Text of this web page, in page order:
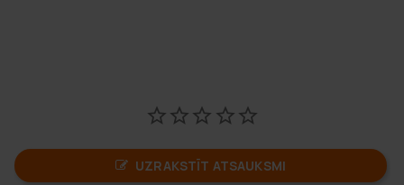
UZRAKSTĪT ATSAUKSMI